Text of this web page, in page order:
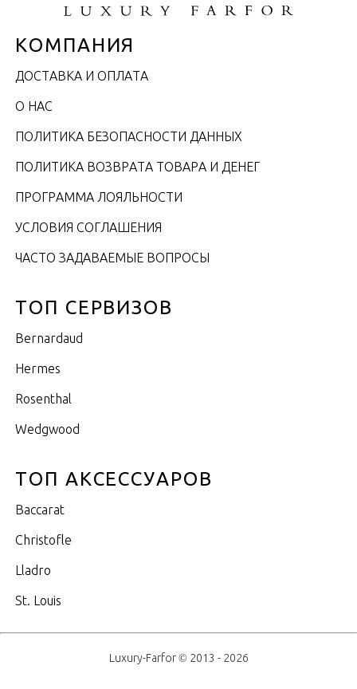
КОМПАНИЯ
ДОСТАВКА И ОПЛАТА
О НАС
ПОЛИТИКА БЕЗОПАСНОСТИ ДАННЫХ
ПОЛИТИКА ВОЗВРАТА ТОВАРА И ДЕНЕГ
ПРОГРАММА ЛОЯЛЬНОСТИ
УСЛОВИЯ СОГЛАШЕНИЯ
ЧАСТО ЗАДАВАЕМЫЕ ВОПРОСЫ
ТОП СЕРВИЗОВ
Bernardaud
Hermes
Rosenthal
Wedgwood
ТОП АКСЕССУАРОВ
Baccarat
Christofle
Lladro
St. Louis
Luxury-Farfor © 2013 - 2026